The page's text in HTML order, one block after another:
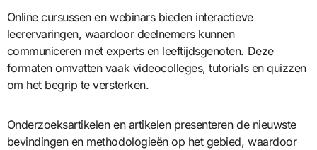
Online cursussen en webinars bieden interactieve
leerervaringen, waardoor deelnemers kunnen
communiceren met experts en leeftijdsgenoten. Deze
formaten omvatten vaak videocolleges, tutorials en quizzen
om het begrip te versterken.
Onderzoeksartikelen en artikelen presenteren de nieuwste
bevindingen en methodologieën op het gebied, waardoor